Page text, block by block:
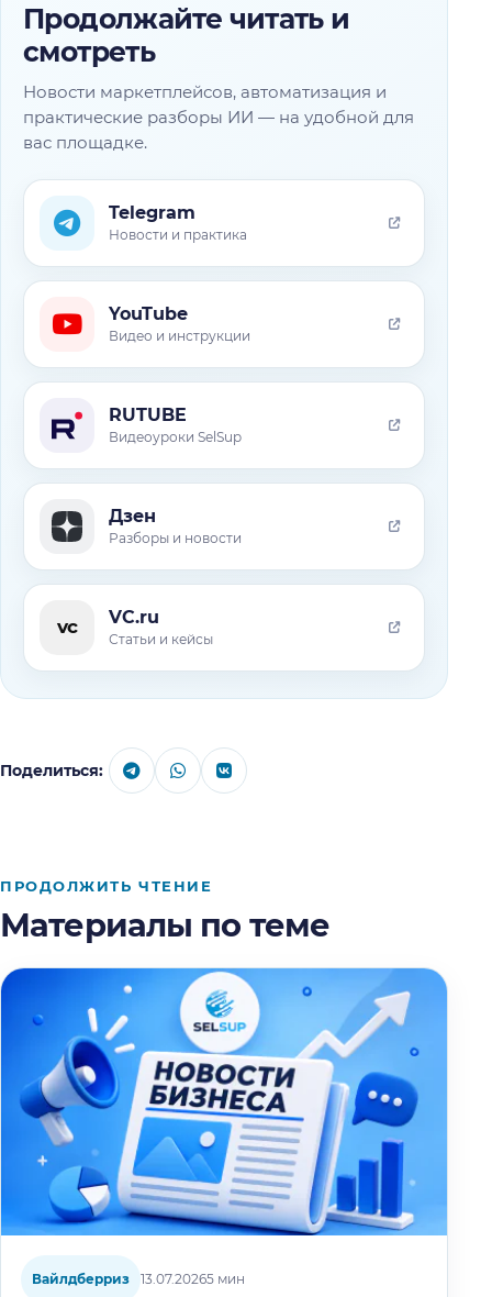
Продолжайте читать и
смотреть
Новости маркетплейсов, автоматизация и
практические разборы ИИ — на удобной для
вас площадке.
Telegram
Новости и практика
YouTube
Видео и инструкции
RUTUBE
Видеоуроки SelSup
Дзен
Разборы и новости
vc VC.ru
Статьи и кейсы
Поделиться:
ПРОДОЛЖИТЬ ЧТЕНИЕ
Материалы по теме
Вайлдберриз 13.07.20265 мин